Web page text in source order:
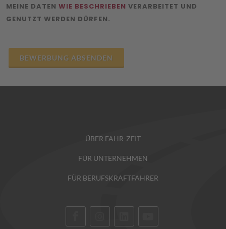
MEINE DATEN WIE BESCHRIEBEN VERARBEITET UND
GENUTZT WERDEN DÜRFEN.
ÜBER FAHR-ZEIT
FÜR UNTERNEHMEN
FÜR BERUFSKRAFTFAHRER